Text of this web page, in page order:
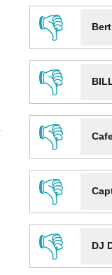
👎
👎
👎
👎
👎
DJ